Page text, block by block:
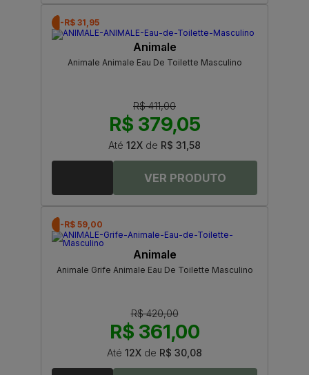
-R$ 31,95
Animale
Animale Animale Eau De Toilette Masculino
R$ 411,00
R$ 379,05
Até 12X de R$ 31,58
-R$ 59,00
Animale
Animale Grife Animale Eau De Toilette Masculino
R$ 420,00
R$ 361,00
Até 12X de R$ 30,08